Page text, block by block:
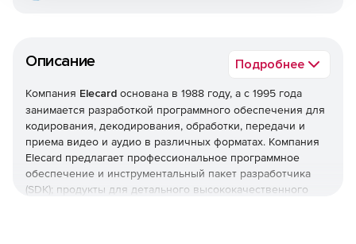
Описание Подробнее
Компания Elecard основана в 1988 году, а с 1995 года
занимается разработкой программного обеспечения для
кодирования, декодирования, обработки, передачи и
приема видео и аудио в различных форматах. Компания
Elecard предлагает профессиональное программное
обеспечение и инструментальный пакет разработчика
(SDK); продукты для детального высококачественного